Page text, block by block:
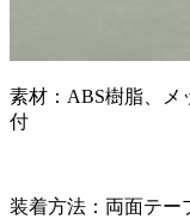
素材：ABS樹脂、
付
装着方法：両面テー